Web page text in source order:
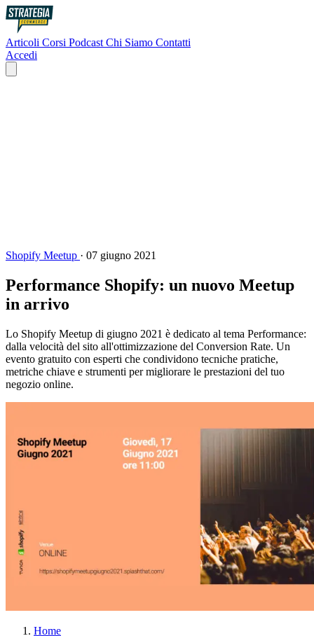
Articoli Corsi Podcast Chi Siamo Contatti
Accedi
Shopify Meetup · 07 giugno 2021
Performance Shopify: un nuovo Meetup
in arrivo
Lo Shopify Meetup di giugno 2021 è dedicato al tema Performance:
dalla velocità del sito all'ottimizzazione del Conversion Rate. Un
evento gratuito con esperti che condividono tecniche pratiche,
metriche chiave e strumenti per migliorare le prestazioni del tuo
negozio online.
Home